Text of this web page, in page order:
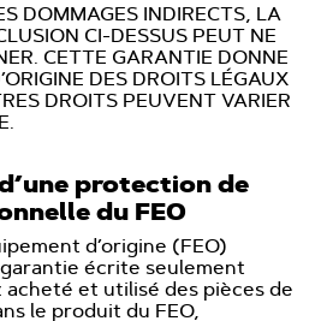
DOMMAGES INDIRECTS, LA
CI-DESSUS PEUT NE
CETTE GARANTIE DONNE
DES DROITS LÉGAUX
DROITS PEUVENT VARIER
protection de
du FEO
d’origine (FEO)
écrite seulement
acheté et utilisé des pièces de
le produit du FEO,